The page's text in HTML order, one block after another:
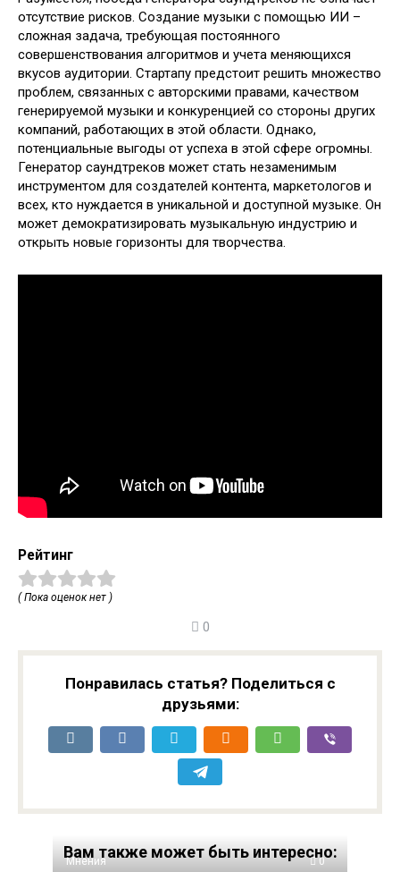
отсутствие рисков. Создание музыки с помощью ИИ –
сложная задача, требующая постоянного
совершенствования алгоритмов и учета меняющихся
вкусов аудитории. Стартапу предстоит решить множество
проблем, связанных с авторскими правами, качеством
генерируемой музыки и конкуренцией со стороны других
компаний, работающих в этой области. Однако,
потенциальные выгоды от успеха в этой сфере огромны.
Генератор саундтреков может стать незаменимым
инструментом для создателей контента, маркетологов и
всех, кто нуждается в уникальной и доступной музыке. Он
может демократизировать музыкальную индустрию и
открыть новые горизонты для творчества.
Рейтинг
( Пока оценок нет )
0
Понравилась статья? Поделиться с
друзьями:
Вам также может быть интересно:
Мнения 0